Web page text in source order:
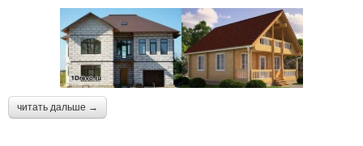
читать дальше →